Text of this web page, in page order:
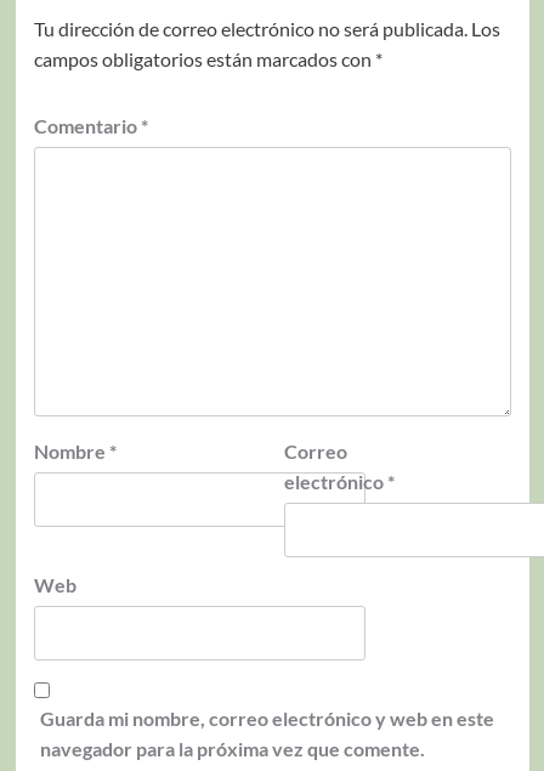
Tu dirección de correo electrónico no será publicada. Los
campos obligatorios están marcados con *
Comentario *
Nombre *
Correo
electrónico *
Web
Guarda mi nombre, correo electrónico y web en este
navegador para la próxima vez que comente.